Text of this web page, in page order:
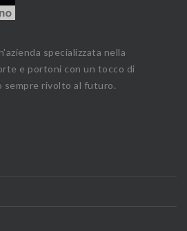
specializzata nella
e portoni con un tocco di
sempre rivolto al futuro.